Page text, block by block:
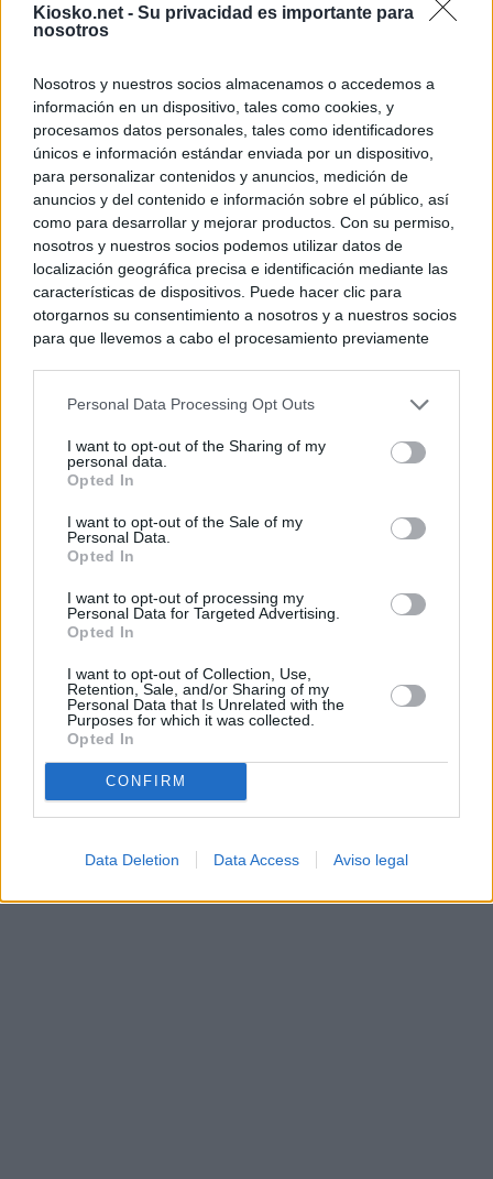
Kiosko.net - Su privacidad es importante para
nosotros
Nosotros y nuestros socios almacenamos o accedemos a
información en un dispositivo, tales como cookies, y
procesamos datos personales, tales como identificadores
únicos e información estándar enviada por un dispositivo,
para personalizar contenidos y anuncios, medición de
anuncios y del contenido e información sobre el público, así
como para desarrollar y mejorar productos. Con su permiso,
nosotros y nuestros socios podemos utilizar datos de
localización geográfica precisa e identificación mediante las
características de dispositivos. Puede hacer clic para
otorgarnos su consentimiento a nosotros y a nuestros socios
para que llevemos a cabo el procesamiento previamente
negar su consentimiento. Tenga en cuenta que algún
de su consentimiento, pero usted tiene el derecho de
rechazar tal procesamiento. Sus preferencias se aplicarán
cualquier momento entrando de nuevo en este sitio web o
visitando nuestra política de privacidad.
Personal Data Processing Opt Outs
I want to opt-out of the Sharing of my
personal data.
Opted In
I want to opt-out of the Sale of my
Personal Data.
Opted In
I want to opt-out of processing my
Personal Data for Targeted Advertising.
Opted In
I want to opt-out of Collection, Use,
Retention, Sale, and/or Sharing of my
Personal Data that Is Unrelated with the
Purposes for which it was collected.
Opted In
CONFIRM
Data Deletion Data Access Aviso legal